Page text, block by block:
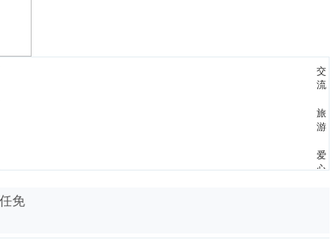
交
流
旅
游
爱
心
免